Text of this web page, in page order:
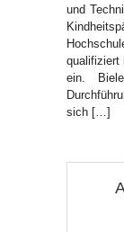
und
qualifiziert
ein.
sich […]